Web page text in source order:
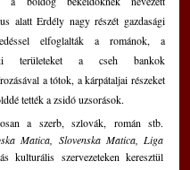
alatt Erdély nagy részét gazdasági
elfoglalták a románok, a
területeket a cseh bankok
a tótok, a kárpátaljai részeket
tették a zsidó uzsorások.
a szerb, szlovák, román stb.
Matica, Slovenska Matica, Liga
kulturális szervezeteken keresztül